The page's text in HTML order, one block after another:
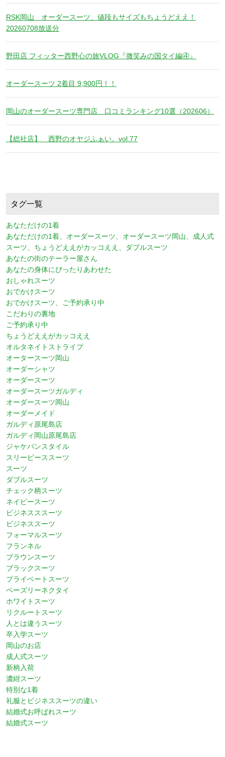
RSK岡山 オーダースーツ、値段もサイズもちょうどええ！
20260708放送分
野田店 フィッター西野心の旅VLOG『微笑みの国タイ編④』
オーダースーツ 2着目 9,900円！！
岡山のオーダースーツ専門店 口コミランキング10選（202606）
【総社店】 西野のオヤジふぁい。vol.77
タグ一覧
あなただけの1着
あなただけの1着、オーダースーツ、オーダースーツ岡山、成人式
スーツ、ちょうどええがカッコええ、ダブルスーツ
あなたの街のテーラー屋さん
あなたの身体にぴったりあわせた
おしゃれスーツ
おでかけスーツ
おでかけスーツ、ご予約承り中
こだわりの裏地
ご予約承り中
ちょうどええがカッコええ
オルタネイトストライプ
オータースーツ岡山
オーダーシャツ
オーダースーツ
オーダースーツガルディ
オーダースーツ岡山
オーダーメイド
ガルディ原尾島店
ガルディ岡山原尾島店
ジャケパンスタイル
スリーピーススーツ
スーツ
ダブルスーツ
チェック柄スーツ
ネイビースーツ
ビジネスススーツ
ビジネススーツ
フォーマルスーツ
フランネル
ブラウンスーツ
ブラックスーツ
プライベートスーツ
ペーズリーネクタイ
ホワイトスーツ
リクルートスーツ
人とは違うスーツ
卒入学スーツ
岡山のお店
成人式スーツ
新柄入荷
濃紺スーツ
特別な1着
礼服とビジネススーツの違い
結婚式お呼ばれスーツ
結婚式スーツ